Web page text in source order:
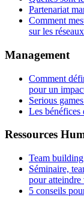
Partenariat
Comment
sur les
Management
Comment
pour un
Serious
Les bénéfices
Ressources
Team
Séminaire,
pour atteindre
5 conseils